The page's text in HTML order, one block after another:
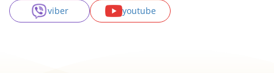
viber
youtube